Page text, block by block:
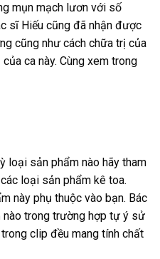
mụn mạch lươn với số
sĩ Hiếu cũng đã nhận được
cũng như cách chữa trị của
ca này. Cùng xem trong
loại sản phẩm nào hãy tham
loại sản phẩm kê toa.
này phụ thuộc vào bạn. Bác
nào trong trường hợp tự ý sử
clip đều mang tính chất